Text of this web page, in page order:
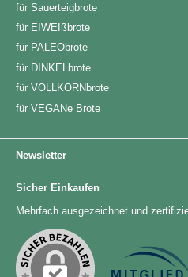
für Sauerteigbrote
für EIWEIßbrote
für PALEObrote
für DINKELbrote
für VOLLKORNbrote
für VEGANe Brote
Newsletter
Sicher Einkaufen
Mehrfach ausgezeichnet und